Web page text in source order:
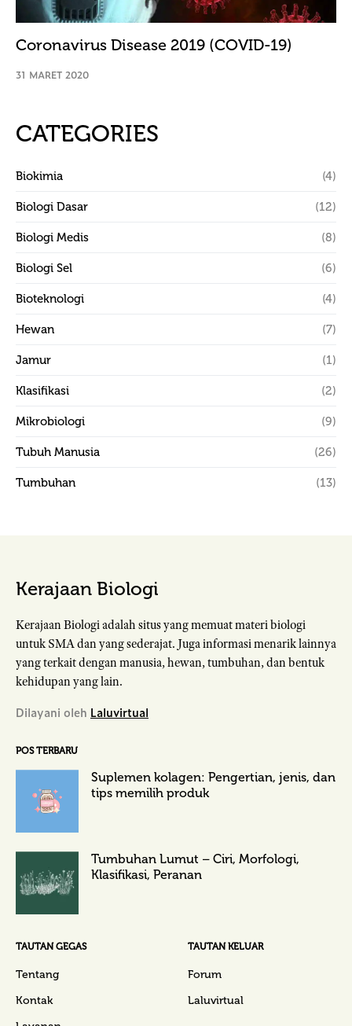
Coronavirus Disease 2019 (COVID-19)
31 MARET 2020
CATEGORIES
Biokimia (4)
Biologi Dasar (12)
Biologi Medis (8)
Biologi Sel (6)
Bioteknologi (4)
Hewan (7)
Jamur (1)
Klasifikasi (2)
Mikrobiologi (9)
Tubuh Manusia (26)
Tumbuhan (13)
Kerajaan Biologi
Kerajaan Biologi adalah situs yang memuat materi biologi
untuk SMA dan yang sederajat. Juga informasi menarik lainnya
yang terkait dengan manusia, hewan, tumbuhan, dan bentuk
kehidupan yang lain.
Dilayani oleh Laluvirtual
POS TERBARU
Suplemen kolagen: Pengertian, jenis, dan
tips memilih produk
Tumbuhan Lumut – Ciri, Morfologi,
Klasifikasi, Peranan
TAUTAN GEGAS
Tentang
Kontak
TAUTAN KELUAR
Forum
Laluvirtual